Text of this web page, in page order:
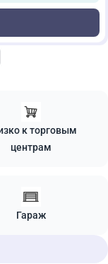
к торговым
центрам
Гараж